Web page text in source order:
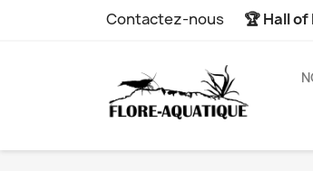
Contactez-nous 🏆 Hall of